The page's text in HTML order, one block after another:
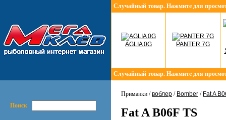
Случайный товар. Нажмите для
AGLIA 0G
PANTER 7G
Случайный товар. Нажмите для
Поиск
Приманки /воблер / Bomber / Fat A
Fat A B06F TS